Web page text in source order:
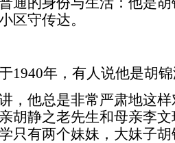
区守传达。
1940年，有人说他是胡
，他总是非常严肃地这
胡静之老先生和母亲李
只有两个妹妹，大妹子